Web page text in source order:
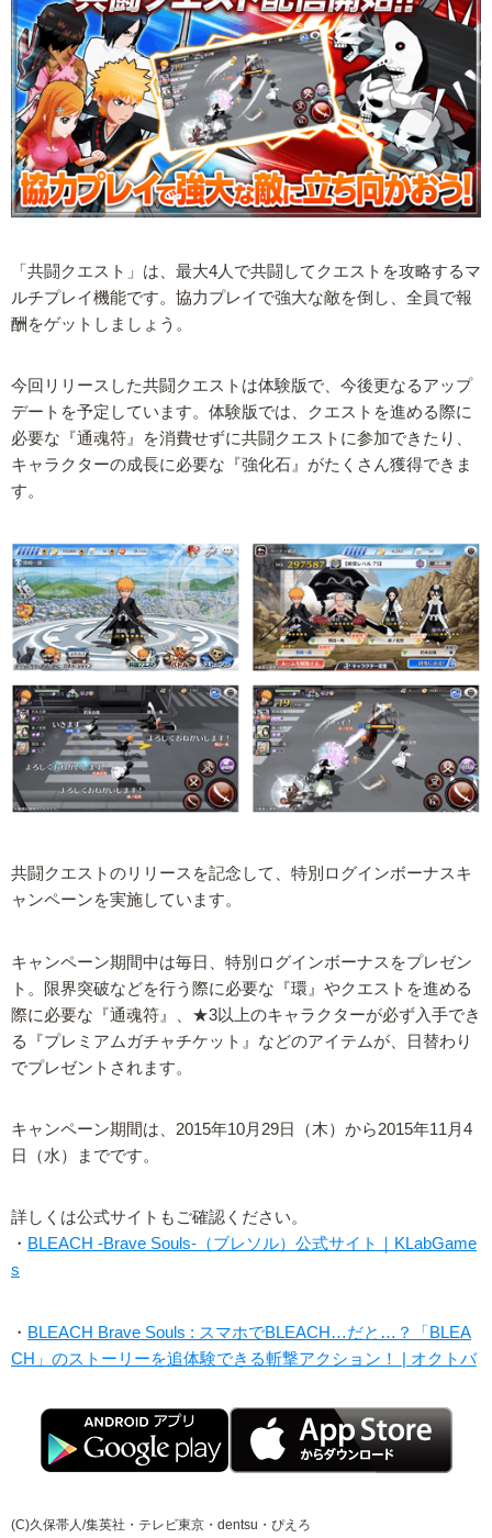
「共闘クエスト」は、最大4人で共闘してクエストを攻略するマ
ルチプレイ機能です。協力プレイで強大な敵を倒し、全員で報
酬をゲットしましょう。
今回リリースした共闘クエストは体験版で、今後更なるアップ
デートを予定しています。体験版では、クエストを進める際に
必要な『通魂符』を消費せずに共闘クエストに参加できたり、
キャラクターの成長に必要な『強化石』がたくさん獲得できま
す。
共闘クエストのリリースを記念して、特別ログインボーナスキ
ャンペーンを実施しています。
キャンペーン期間中は毎日、特別ログインボーナスをプレゼン
ト。限界突破などを行う際に必要な『環』やクエストを進める
際に必要な『通魂符』、★3以上のキャラクターが必ず入手でき
る『プレミアムガチャチケット』などのアイテムが、日替わり
でプレゼントされます。
キャンペーン期間は、2015年10月29日（木）から2015年11月4
日（水）までです。
詳しくは公式サイトもご確認ください。
・ BLEACH -Brave Souls-（ブレソル）公式サイト｜KLabGame
s
・ BLEACH Brave Souls : スマホでBLEACH…だと…？「BLEA
CH」のストーリーを追体験できる斬撃アクション！ | オクトバ
(C)久保帯人/集英社・テレビ東京・dentsu・ぴえろ